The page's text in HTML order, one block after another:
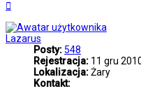
Lazarus
Posty:548
Rejestracja: 11 gru
Lokalizacja:Żary
Kontakt: